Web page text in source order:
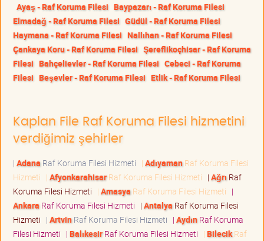
Ayaş - Raf Koruma Filesi Baypazarı - Raf Koruma Filesi
Elmadağ - Raf Koruma Filesi Güdül - Raf Koruma Filesi
Haymana - Raf Koruma Filesi Nallıhan - Raf Koruma Filesi
Çankaya Koru - Raf Koruma Filesi Şereflikoçhisar - Raf Koruma
Filesi Bahçelievler - Raf Koruma Filesi Cebeci - Raf Koruma
Filesi Beşevler - Raf Koruma Filesi Etlik - Raf Koruma Filesi
Kaplan File Raf Koruma Filesi hizmetini
verdiğimiz şehirler
| Adana Raf Koruma Filesi Hizmeti | AdıyamanRaf Koruma Filesi
Hizmeti | AfyonkarahisarRaf Koruma Filesi Hizmeti | Ağrı Raf
Koruma Filesi Hizmeti | Amasya Raf Koruma Filesi Hizmeti |
Ankara Raf Koruma Filesi Hizmeti | Antalya Raf Koruma Filesi
Hizmeti | ArtvinRaf Koruma Filesi Hizmeti | AydınRaf Koruma
Filesi Hizmeti | BalıkesirRaf Koruma Filesi Hizmeti | BilecikRaf